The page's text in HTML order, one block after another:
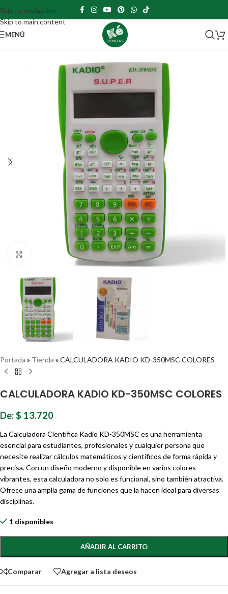
Skip to navigation
Skip to main content
MENÚ
Haz clic para ampliar
Portada » Tienda » CALCULADORA KADIO KD-350MSC COLORES
CALCULADORA KADIO KD-350MSC COLORES
De:$ 13.720
La Calculadora Científica Kadio KD-350MSC es una herramienta
esencial para estudiantes, profesionales y cualquier persona que
necesite realizar cálculos matemáticos y científicos de forma rápida y
precisa. Con un diseño moderno y disponible en varios colores
vibrantes, esta calculadora no solo es funcional, sino también atractiva.
Ofrece una amplia gama de funciones que la hacen ideal para diversas
disciplinas.
1 disponibles
AÑADIR AL CARRITO
Comparar Agregar a lista deseos